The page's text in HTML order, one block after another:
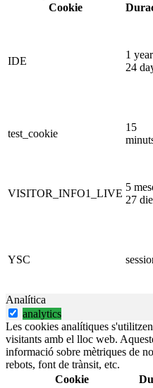
Cookie
IDE
1 year
24
test_cookie
15
VISITOR_INFO1_LIVE
5
27
YSC
Analítica
analytics
Les cookies analítiques
visitants amb el lloc web.
informació sobre mètriques de
rebots, font de trànsit, etc.
Cookie